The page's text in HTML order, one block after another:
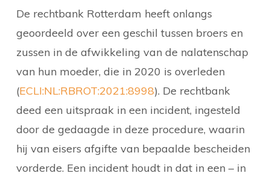
De rechtbank Rotterdam heeft onlangs
geoordeeld over een geschil tussen broers en
zussen in de afwikkeling van de nalatenschap
van hun moeder, die in 2020 is overleden
(ECLI:NL:RBROT:2021:8998). De rechtbank
deed een uitspraak in een incident, ingesteld
door de gedaagde in deze procedure, waarin
hij van eisers afgifte van bepaalde bescheiden
vorderde. Een incident houdt in dat in een – in